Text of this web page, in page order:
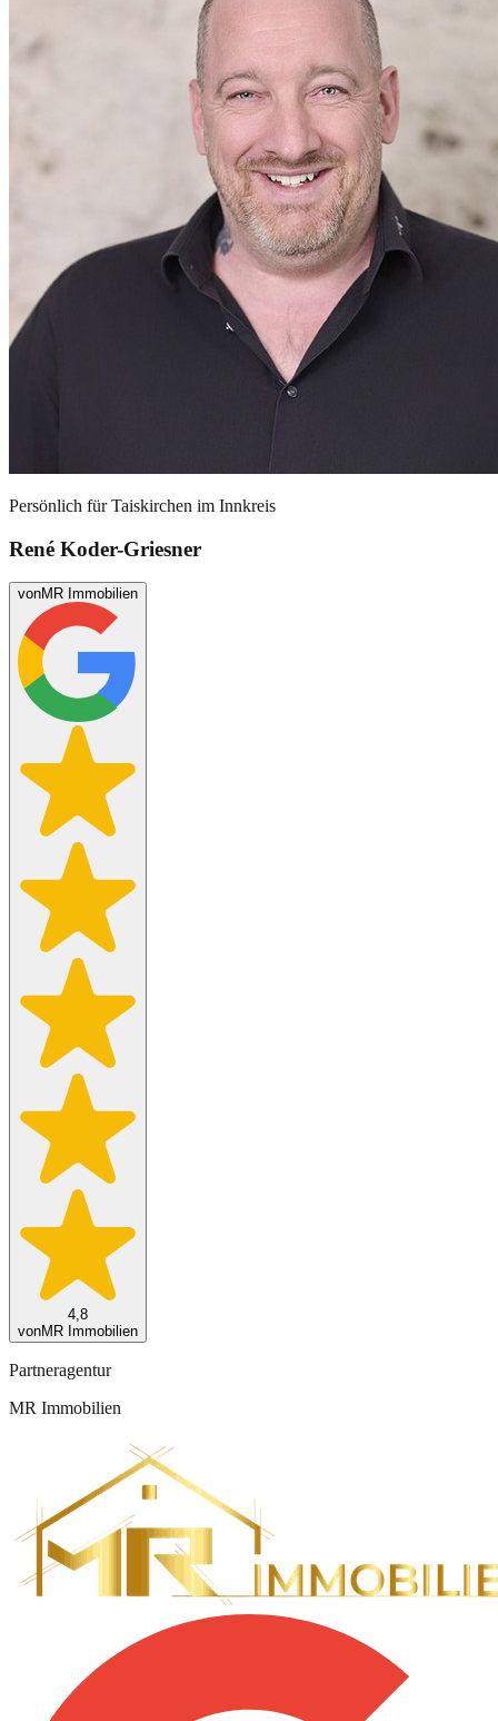
Persönlich fürTaiskirchen im Innkreis
René Koder-Griesner
vonMR Immobilien
4,8
vonMR Immobilien
Partneragentur
MR Immobilien